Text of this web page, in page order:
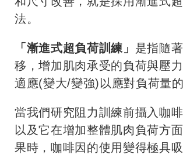
法。
「漸進式超負荷訓練」 是指隨
移，增加肌肉承受的負荷與壓
適應(變大/變強)以應對負荷量的
當我們研究阻力訓練前攝入咖啡
以及它在增加整體肌肉負荷方
果時，咖啡因的使用變得極具吸